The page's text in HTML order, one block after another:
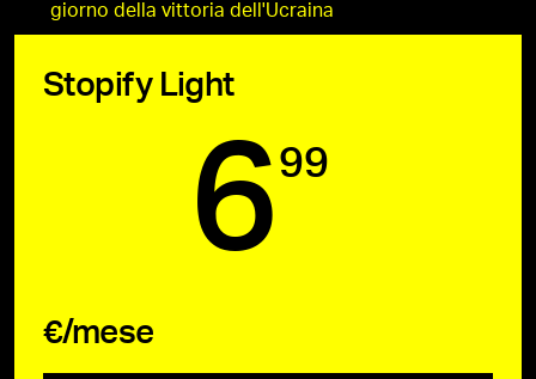
giorno della vittoria dell'Ucraina
Stopify Light
6 99
€/mese